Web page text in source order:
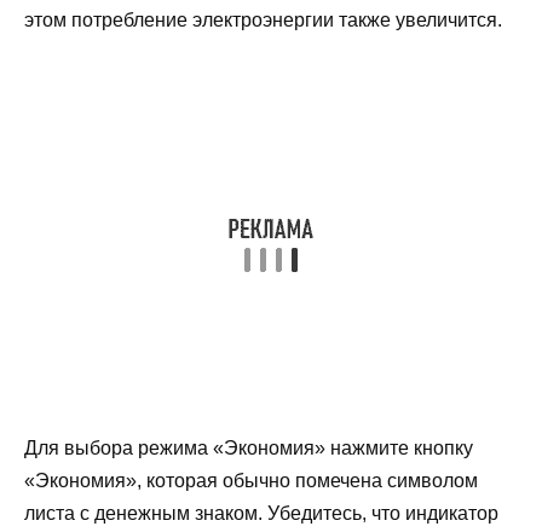
этом потребление электроэнергии также увеличится.
Для выбора режима «Экономия» нажмите кнопку
«Экономия», которая обычно помечена символом
листа с денежным знаком. Убедитесь, что индикатор